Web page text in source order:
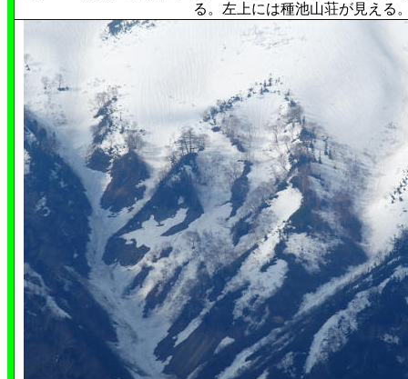
る。左上には種池山荘が見える